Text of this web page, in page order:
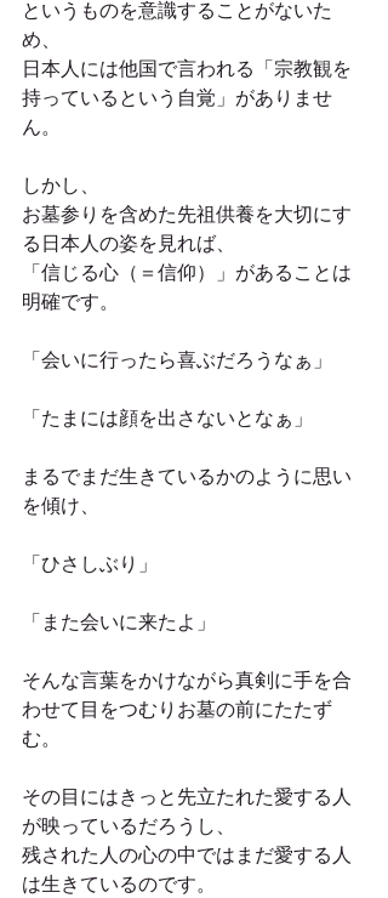
というものを意識することがないた
め、
日本人には他国で言われる「宗教観を
持っているという自覚」がありませ
ん。
しかし、
お墓参りを含めた先祖供養を大切にす
る日本人の姿を見れば、
「信じる心（＝信仰）」があることは
明確です。
「会いに行ったら喜ぶだろうなぁ」
「たまには顔を出さないとなぁ」
まるでまだ生きているかのように思い
を傾け、
「ひさしぶり」
「また会いに来たよ」
そんな言葉をかけながら真剣に手を合
わせて目をつむりお墓の前にたたず
む。
その目にはきっと先立たれた愛する人
が映っているだろうし、
残された人の心の中ではまだ愛する人
は生きているのです。